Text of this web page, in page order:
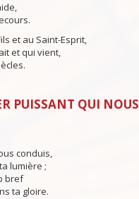
et au Saint-Esprit,
et qui vient,
PUISSANT QUI NOUS
conduis,
lumière ;
bref
ta gloire.